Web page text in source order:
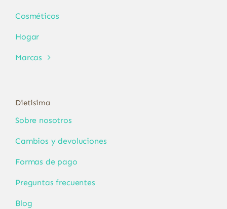
Cosméticos
Hogar
Marcas
Dietisima
Sobre nosotros
Cambios y devoluciones
Formas de pago
Preguntas frecuentes
Blog